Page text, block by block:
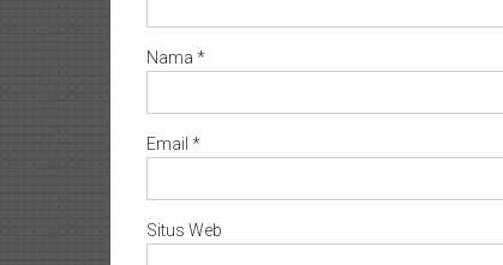
Nama *
Email *
Situs Web